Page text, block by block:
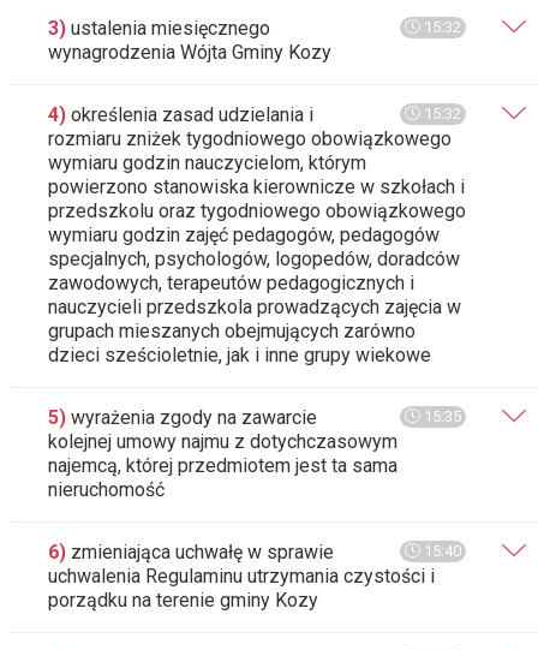
15:32
3) ustalenia miesięcznego
wynagrodzenia Wójta Gminy Kozy
15:32
4) określenia zasad udzielania i
rozmiaru zniżek tygodniowego obowiązkowego
wymiaru godzin nauczycielom, którym
powierzono stanowiska kierownicze w szkołach i
przedszkolu oraz tygodniowego obowiązkowego
wymiaru godzin zajęć pedagogów, pedagogów
specjalnych, psychologów, logopedów, doradców
zawodowych, terapeutów pedagogicznych i
nauczycieli przedszkola prowadzących zajęcia w
grupach mieszanych obejmujących zarówno
dzieci sześcioletnie, jak i inne grupy wiekowe
15:35
5) wyrażenia zgody na zawarcie
kolejnej umowy najmu z dotychczasowym
najemcą, której przedmiotem jest ta sama
nieruchomość
15:40
6) zmieniająca uchwałę w sprawie
uchwalenia Regulaminu utrzymania czystości i
porządku na terenie gminy Kozy